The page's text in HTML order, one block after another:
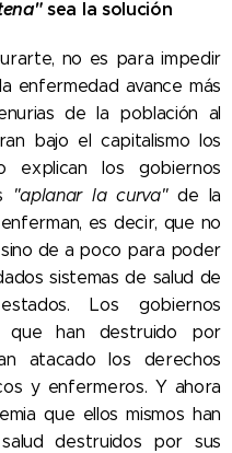
sea la solución
no es para impedir
enfermedad avance más
de la población al
bajo el capitalismo los
explican los gobiernos
"aplanar la curva"de la
es decir, que no
de a poco para poder
sistemas de salud de
Los gobiernos
que han destruido por
atacado los derechos
y enfermeros. Y ahora
que ellos mismos han
destruidos por sus